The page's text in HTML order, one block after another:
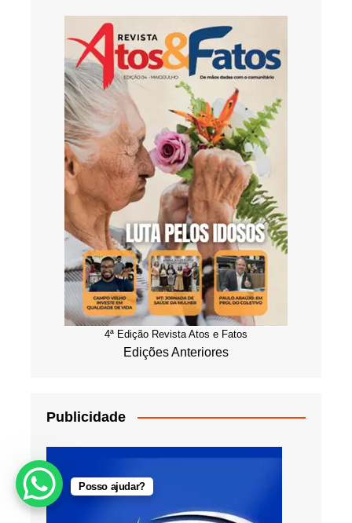
4ª Edição Revista Atos e Fatos
Edições Anteriores
Publicidade
Posso ajudar?